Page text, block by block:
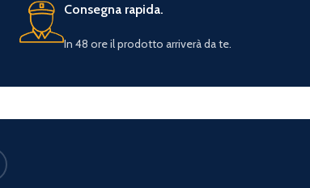
Consegna rapida.
In 48 ore il prodotto arriverà da te.